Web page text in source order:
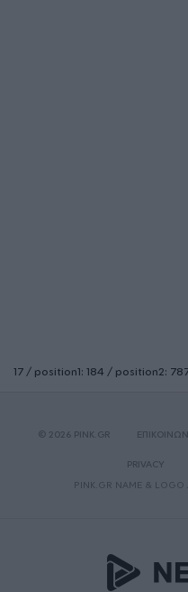
17 / position1: 184 / position2:
© 2026 PINK.GR
PRIVACY
PINK.GR NAME & LOGO